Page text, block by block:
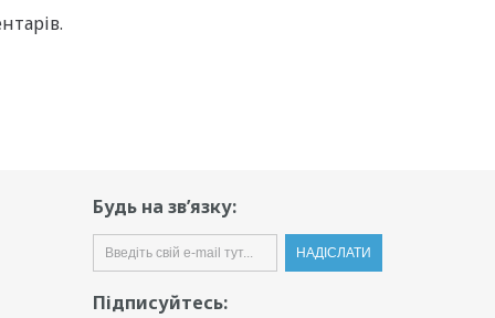
Будь на зв’язку:
Підписуйтесь: